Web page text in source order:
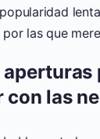
las que
con las